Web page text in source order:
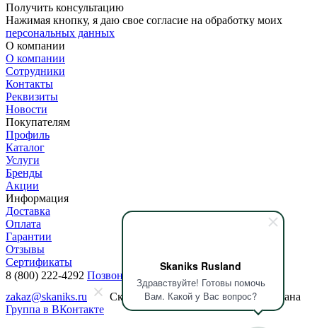
Skaniks Rusland
Здравствуйте! Готовы помочь
Вам. Какой у Вас вопрос?
Получить консультацию
Нажимая кнопку, я даю свое согласие на обработку моих
персональных данных
О компании
О компании
Сотрудники
Контакты
Реквизиты
Новости
Покупателям
Профиль
Каталог
Услуги
Бренды
Акции
Информация
Доставка
Оплата
Гарантии
Отзывы
Сертификаты
8 (800) 222-4292 Позвонить
zakaz@skaniks.ru Скопировать почту Почта скопирована
Группа в ВКонтакте